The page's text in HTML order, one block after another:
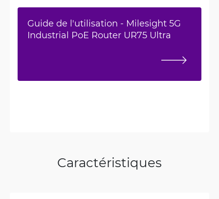
Guide de l'utilisation - Milesight 5G
Industrial PoE Router UR75 Ultra
Caractéristiques